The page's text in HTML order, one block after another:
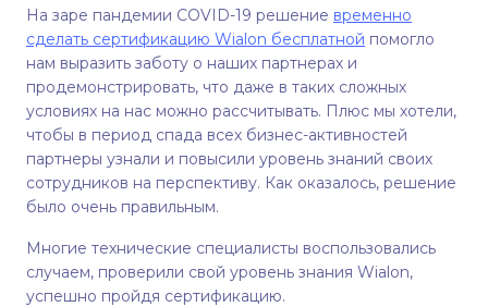
На заре пандемии COVID-19 решение временно
сделать сертификацию Wialon бесплатной помогло
нам выразить заботу о наших партнерах и
продемонстрировать, что даже в таких сложных
условиях на нас можно рассчитывать. Плюс мы хотели,
чтобы в период спада всех бизнес-активностей
партнеры узнали и повысили уровень знаний своих
сотрудников на перспективу. Как оказалось, решение
было очень правильным.
Многие технические специалисты воспользовались
случаем, проверили свой уровень знания Wialon,
успешно пройдя сертификацию.